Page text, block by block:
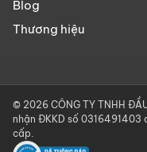
Blog
Thương hiệu
© 2026 CÔNG TY TNHH
nhận ĐKKD số 0316491403
cấp.